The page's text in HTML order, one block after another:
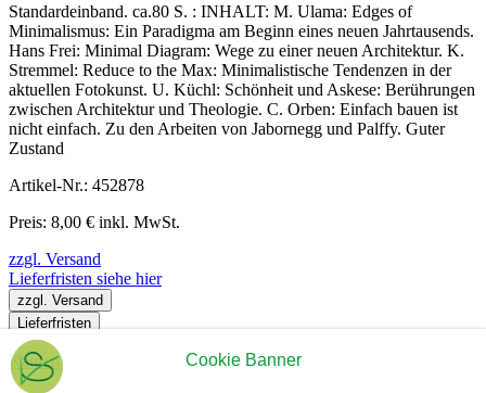
Cookie Banner
Standardeinband. ca.80 S. : INHALT: M. Ulama: Edges of
Minimalismus: Ein Paradigma am Beginn eines neuen Jahrtausends.
Hans Frei: Minimal Diagram: Wege zu einer neuen Architektur. K.
Stremmel: Reduce to the Max: Minimalistische Tendenzen in der
aktuellen Fotokunst. U. Küchl: Schönheit und Askese: Berührungen
zwischen Architektur und Theologie. C. Orben: Einfach bauen ist
nicht einfach. Zu den Arbeiten von Jabornegg und Palffy. Guter
Zustand
Artikel-Nr.: 452878
Preis: 8,00 € inkl. MwSt.
zzgl. Versand
Lieferfristen siehe hier
zzgl. Versand
Lieferfristen
Kaufen